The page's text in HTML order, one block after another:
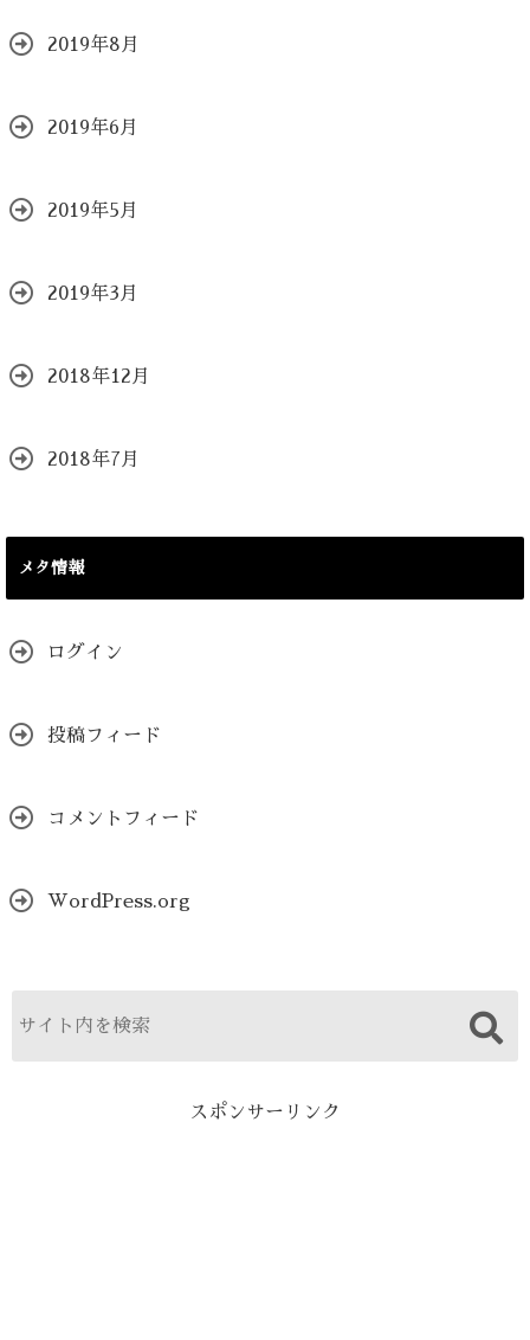
2019年8月
2019年6月
2019年5月
2019年3月
2018年12月
2018年7月
メタ情報
ログイン
投稿フィード
コメントフィード
WordPress.org
スポンサーリンク